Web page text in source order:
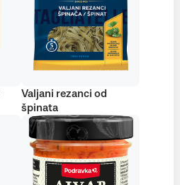
Valjani rezanci od
špinata